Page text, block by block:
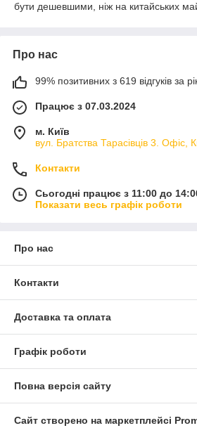
бути дешевшими, ніж на китайських
Про нас
99% позитивних з 619 відгуків за
Працює з 07.03.2024
м. Київ
вул. Братства Тарасівців 3. Офіс,
Контакти
Сьогодні працює з 11:00 до
Показати весь графік роботи
Про нас
Контакти
Доставка та оплата
Графік роботи
Повна версія сайту
Сайт створено на маркетплейсі